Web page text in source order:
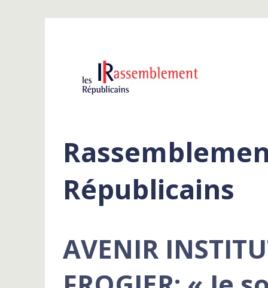
Républicains
AVENIR